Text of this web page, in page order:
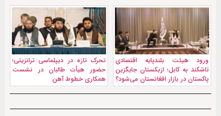
ورود هیئت بلندپایه اقتصادی
تاشکند به کابل؛ ازبکستان جایگزین
پاکستان در بازار افغانستان می‌شود؟
تحرک تازه در دیپلماسی ترانزیتی؛
حضور هیأت طالبان در نشست
همکاری خطوط آهن